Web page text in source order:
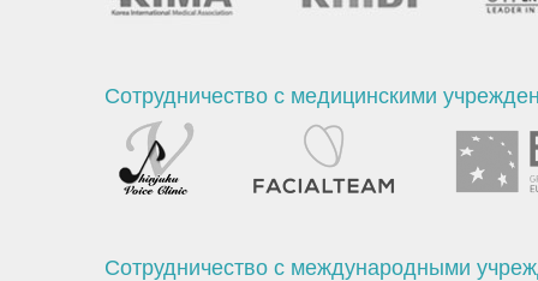
Сотрудничество с медицинскими
Сотрудничество с международными